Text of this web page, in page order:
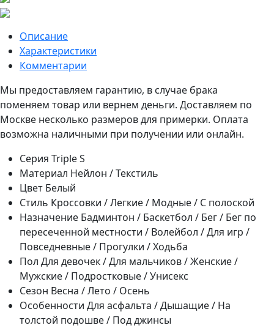
Описание
Характеристики
Комментарии
Мы предоставляем гарантию, в случае брака
поменяем товар или вернем деньги. Доставляем по
Москве несколько размеров для примерки. Оплата
возможна наличными при получении или онлайн.
Серия Triple S
Материал Нейлон / Текстиль
Цвет Белый
Стиль Кроссовки / Легкие / Модные / С полоской
Назначение Бадминтон / Баскетбол / Бег / Бег по
пересеченной местности / Волейбол / Для игр /
Повседневные / Прогулки / Ходьба
Пол Для девочек / Для мальчиков / Женские /
Мужские / Подростковые / Унисекс
Сезон Весна / Лето / Осень
Особенности Для асфальта / Дышащие / На
толстой подошве / Под джинсы